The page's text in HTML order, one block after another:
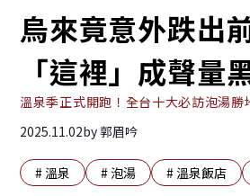
烏來竟意外跌出
「這裡」成聲量
溫泉季正式開跑！全台十大必訪泡湯
2025.11.02by郭眉吟
# 溫泉 # 泡湯 # 溫泉飯店